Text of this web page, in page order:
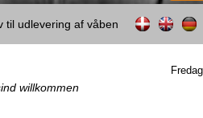
til udlevering af våben
willkommen